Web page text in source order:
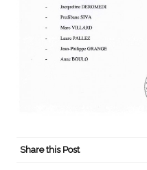
Share this Post